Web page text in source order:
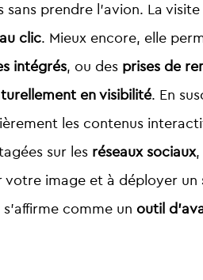
prendre l’avion. La
clic. Mieux encore, elle
intégrés, ou des prises de
en visibilité. En
les contenus
sur les réseaux sociaux,
votre image et à déployer un
comme un outil